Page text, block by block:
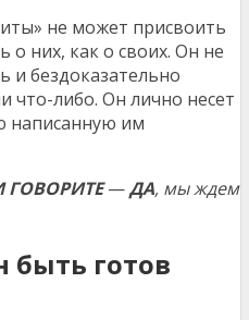
не может присвоить
о них, как о своих. Он не
и бездоказательно
что-либо. Он лично несет
написанную им
ГОВОРИТЕ—ДА, мы ждем
быть готов